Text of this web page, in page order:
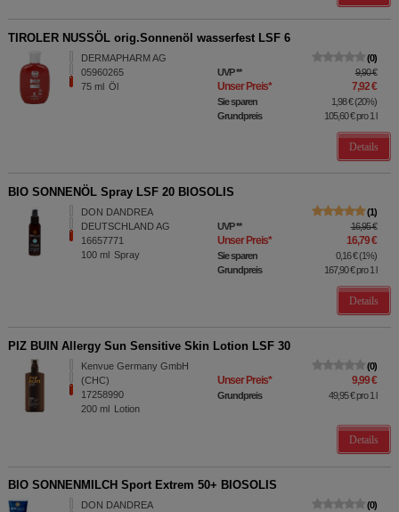
TIROLER NUSSÖL orig.Sonnenöl wasserfest LSF 6
DERMAPHARM AG
05960265
75 ml Öl
0
UVP** 9,90 €
Unser Preis* 7,92 €
Sie sparen 1,98 €(20%)
Grundpreis
105,60 €pro 1 l
Details
BIO SONNENÖL Spray LSF 20 BIOSOLIS
DON DANDREA
DEUTSCHLAND AG
16657771
100 ml Spray
1
UVP** 16,95 €
Unser Preis* 16,79 €
Sie sparen 0,16 €(1%)
Grundpreis
167,90 €pro 1 l
Details
PIZ BUIN Allergy Sun Sensitive Skin Lotion LSF 30
Kenvue Germany GmbH
(CHC)
17258990
200 ml Lotion
0
Unser Preis* 9,99 €
Grundpreis 49,95 €pro 1 l
Details
BIO SONNENMILCH Sport Extrem 50+ BIOSOLIS
DON DANDREA
0